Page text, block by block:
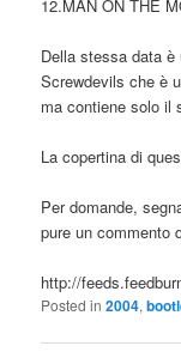
12.MAN ON THE
Della stessa data
Screwdevils che è
ma contiene solo il
La copertina di
Per domande,
pure un commento
http://
Posted in 2004,